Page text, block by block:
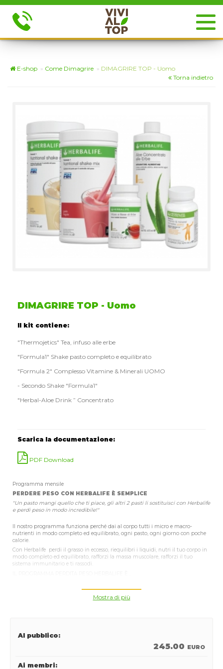
E-shop » Come Dimagrire » DIMAGRIRE TOP - Uomo
Torna indietro
DIMAGRIRE TOP - Uomo
Il kit contiene:
"Thermojetics" Tea, infuso alle erbe
"Formula1" Shake pasto completo e equilibrato
"Formula 2" Complesso Vitamine & Minerali UOMO
- Secondo Shake "Formula1"
"Herbal-Aloe Drink ” Concentrato
Scarica la documentazione:
PDF Download
Mostra di più
Programma mensile
PERDERE PESO CON HERBALIFE È SEMPLICE
"Un pasto mangi quello che ti piace, gli altri 2 pasti li sostituisci con Herbalife
e perdi peso in modo incredibile!"
Il nostro programma funziona perché dai al corpo tutti i micro e macro-
nutrienti in modo completo ed equilibrato, ogni pasto, ogni giorno con poche
calorie.
Con Herbalife perdi il grasso in eccesso, riequilibri i liquidi, nutri il tuo corpo in
modo completo ed equilibrato, rafforzi la massa muscolare, rafforzi il tuo
sistema immunitario e ti rassodi.
Pratico: c’è tutto e tutto già pronto
Leggera: ha tutti i nutrienti con solo 200 Kcalorie
Al pubblico:
245.00 EURO
Ai membri: